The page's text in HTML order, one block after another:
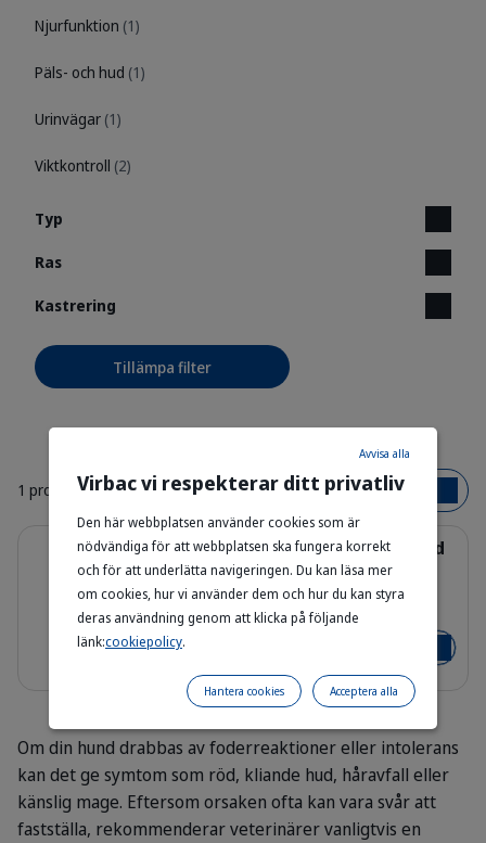
Njurfunktion (1)
Päls- och hud (1)
Urinvägar (1)
Viktkontroll (2)
Typ
Ras
Kastrering
Tillämpa filter
1 produkt Bestsellers
Allergy 2 Dietfoder till hund | Vid
foderallergi och intolerans
3 kg - 7 kg - 12 kg
Från 649,00 kr Lägg i
Om din hund drabbas av foderreaktioner eller intolerans
kan det ge symtom som röd, kliande hud, håravfall eller
känslig mage. Eftersom orsaken ofta kan vara svår att
fastställa, rekommenderar veterinärer vanligtvis en
Virbac vi respekterar ditt privatliv
Den här webbplatsen använder cookies som är
nödvändiga för att webbplatsen ska fungera korrekt
och för att underlätta navigeringen. Du kan läsa mer
om cookies, hur vi använder dem och hur du kan styra
deras användning genom att klicka på följande
länk:cookiepolicy.
Avvisa alla
Acceptera alla
Hantera cookies